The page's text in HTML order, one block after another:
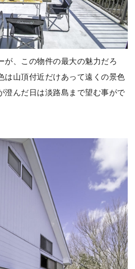
が、この物件の最大の魅力だろ
は山頂付近だけあって遠くの景色
澄んだ日は淡路島まで望む事がで